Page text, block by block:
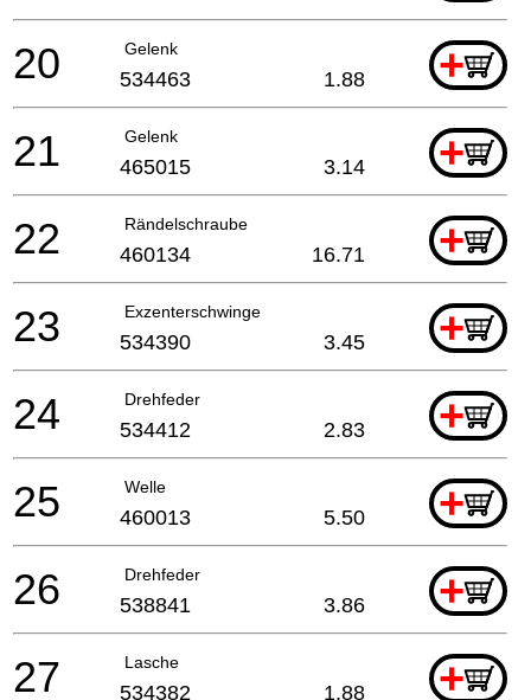
Gelenk +
20 534463 1.88
Gelenk +
21 465015 3.14
Rändelschraube +
22 460134 16.71
Exzenterschwinge +
23 534390 3.45
Drehfeder +
24 534412 2.83
Welle +
25 460013 5.50
Drehfeder +
26 538841 3.86
Lasche +
27 534382 1.88